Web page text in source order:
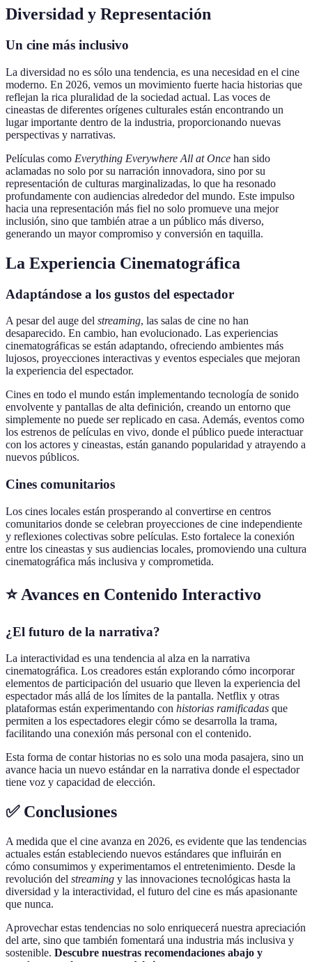
Diversidad y Representación
Un cine más inclusivo
La diversidad no es sólo una tendencia, es una necesidad en el cine
moderno. En 2026, vemos un movimiento fuerte hacia historias que
reflejan la rica pluralidad de la sociedad actual. Las voces de
cineastas de diferentes orígenes culturales están encontrando un
lugar importante dentro de la industria, proporcionando nuevas
perspectivas y narrativas.
Películas como Everything Everywhere All at Once han sido
aclamadas no solo por su narración innovadora, sino por su
representación de culturas marginalizadas, lo que ha resonado
profundamente con audiencias alrededor del mundo. Este impulso
hacia una representación más fiel no solo promueve una mejor
inclusión, sino que también atrae a un público más diverso,
generando un mayor compromiso y conversión en taquilla.
La Experiencia Cinematográfica
Adaptándose a los gustos del espectador
A pesar del auge del streaming, las salas de cine no han
desaparecido. En cambio, han evolucionado. Las experiencias
cinematográficas se están adaptando, ofreciendo ambientes más
lujosos, proyecciones interactivas y eventos especiales que mejoran
la experiencia del espectador.
Cines en todo el mundo están implementando tecnología de sonido
envolvente y pantallas de alta definición, creando un entorno que
simplemente no puede ser replicado en casa. Además, eventos como
los estrenos de películas en vivo, donde el público puede interactuar
con los actores y cineastas, están ganando popularidad y atrayendo a
nuevos públicos.
Cines comunitarios
Los cines locales están prosperando al convertirse en centros
comunitarios donde se celebran proyecciones de cine independiente
y reflexiones colectivas sobre películas. Esto fortalece la conexión
entre los cineastas y sus audiencias locales, promoviendo una cultura
cinematográfica más inclusiva y comprometida.
⭐️ Avances en Contenido Interactivo
¿El futuro de la narrativa?
La interactividad es una tendencia al alza en la narrativa
cinematográfica. Los creadores están explorando cómo incorporar
elementos de participación del usuario que lleven la experiencia del
espectador más allá de los límites de la pantalla. Netflix y otras
plataformas están experimentando con historias ramificadas que
permiten a los espectadores elegir cómo se desarrolla la trama,
facilitando una conexión más personal con el contenido.
Esta forma de contar historias no es solo una moda pasajera, sino un
avance hacia un nuevo estándar en la narrativa donde el espectador
tiene voz y capacidad de elección.
✅ Conclusiones
A medida que el cine avanza en 2026, es evidente que las tendencias
actuales están estableciendo nuevos estándares que influirán en
cómo consumimos y experimentamos el entretenimiento. Desde la
revolución del streaming y las innovaciones tecnológicas hasta la
diversidad y la interactividad, el futuro del cine es más apasionante
que nunca.
Aprovechar estas tendencias no solo enriquecerá nuestra apreciación
del arte, sino que también fomentará una industria más inclusiva y
sostenible. Descubre nuestras recomendaciones abajo y